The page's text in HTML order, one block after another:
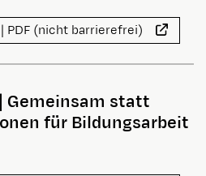
PDF (nicht barrierefrei)
| Gemeinsam statt
für Bildungsarbeit